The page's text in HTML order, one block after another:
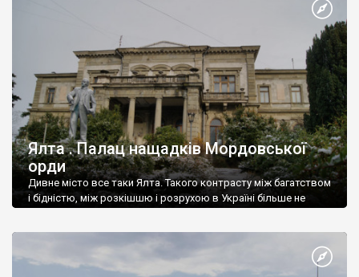
Ялта . Палац нащадків Мордовської
орди
Дивне місто все таки Ялта. Такого контрасту між багатством
і бідністю, між розкішшю і розрухою в Україні більше не